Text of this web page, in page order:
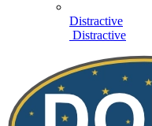
Distractive
Distractive